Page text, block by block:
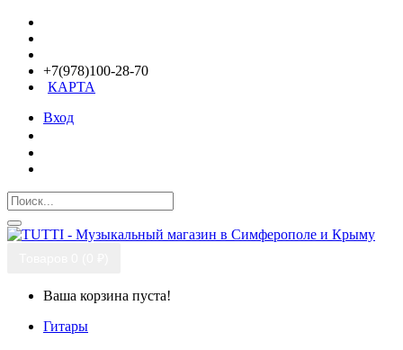
+7(978)100-28-70
КАРТА
Вход
Ваша корзина пуста!
Гитары